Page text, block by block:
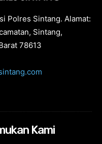
Polres Sintang. Alamat:
Sintang,
78613
Kami